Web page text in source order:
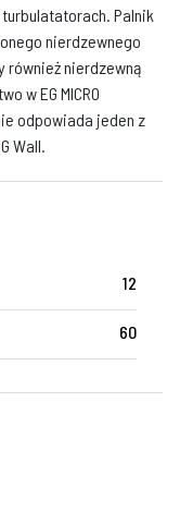
Palnik
nierdzewnego
również nierdzewną
w EG MICRO
odpowiada jeden z
Wall.
12
60